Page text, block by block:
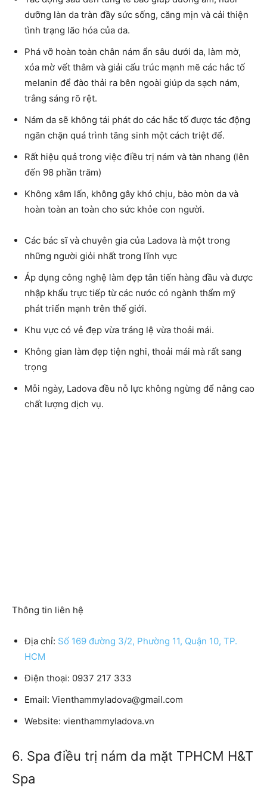
dưỡng làn da tràn đầy sức sống, căng mịn và cải thiện
tình trạng lão hóa của da.
Phá vỡ hoàn toàn chân nám ẩn sâu dưới da, làm mờ,
xóa mờ vết thâm và giải cấu trúc mạnh mẽ các hắc tố
melanin để đào thải ra bên ngoài giúp da sạch nám,
trắng sáng rõ rệt.
Nám da sẽ không tái phát do các hắc tố được tác động
ngăn chặn quá trình tăng sinh một cách triệt để.
Rất hiệu quả trong việc điều trị nám và tàn nhang (lên
đến 98 phần trăm)
Không xâm lấn, không gây khó chịu, bào mòn da và
hoàn toàn an toàn cho sức khỏe con người.
Các bác sĩ và chuyên gia của Ladova là một trong
những người giỏi nhất trong lĩnh vực
Áp dụng công nghệ làm đẹp tân tiến hàng đầu và được
nhập khẩu trực tiếp từ các nước có ngành thẩm mỹ
phát triển mạnh trên thế giới.
Khu vực có vẻ đẹp vừa tráng lệ vừa thoải mái.
Không gian làm đẹp tiện nghi, thoải mái mà rất sang
trọng
Mỗi ngày, Ladova đều nỗ lực không ngừng để nâng cao
chất lượng dịch vụ.
Thông tin liên hệ
Địa chỉ: Số 169 đường 3/2, Phường 11, Quận 10, TP.
HCM
Điện thoại: 0937 217 333
Email: Vienthammyladova@gmail.com
Website: vienthammyladova.vn
6. Spa điều trị nám da mặt TPHCM H&T
Spa